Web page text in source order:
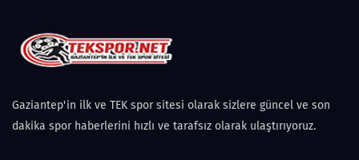
Gaziantep'in ilk ve TEK spor sitesi olarak sizlere güncel ve son
dakika spor haberlerini hızlı ve tarafsız olarak ulaştırıyoruz.